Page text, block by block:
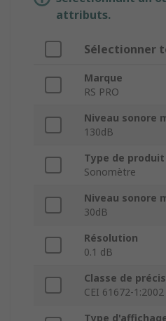
attributs.
Sélectionner
Marque
RS PRO
Niveau sonore
130dB
Type de produit
Sonomètre
Niveau sonore
30dB
Résolution
0.1 dB
Classe de
CEI 61672-
Type